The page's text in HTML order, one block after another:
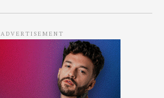
ADVERTISEMENT